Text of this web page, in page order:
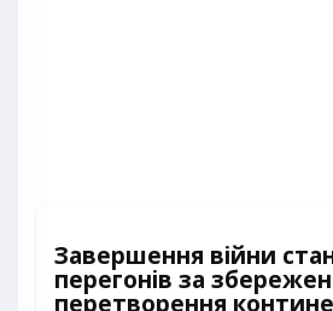
Завершення війни
перегонів за
перетворення